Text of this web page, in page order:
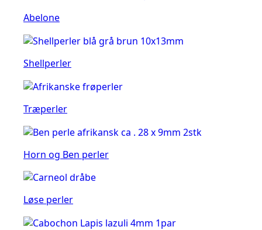
Abelone
Shellperler
Træperler
Horn og Ben perler
Løse perler